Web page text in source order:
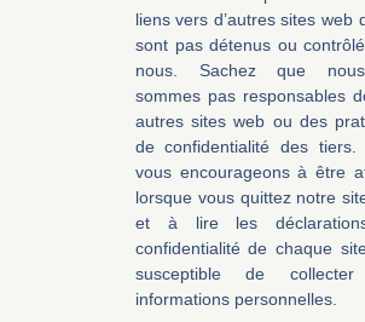
liens vers d’autres sites web
sont pas détenus ou
nous. Sachez que
sommes pas responsables
autres sites web ou des
de confidentialité des tiers.
vous encourageons à être
lorsque vous quittez notre
et à lire les
confidentialité de chaque
susceptible de
informations personnelles.